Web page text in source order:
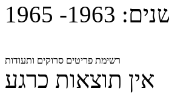
1963- 1965
רשימת פריטים סרוקים ותעודות
אין תוצאות כרגע